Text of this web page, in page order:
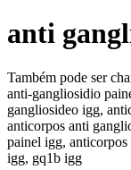
anti
Também pode ser
anti-gangliosidio
gangliosideo igg,
anticorpos anti
painel igg,
igg, gq1b igg